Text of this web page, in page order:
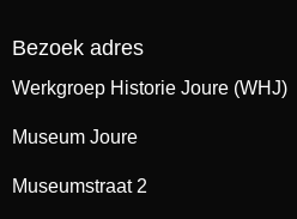
Bezoek adres
Werkgroep Historie Joure (WHJ)
Museum Joure
Museumstraat 2